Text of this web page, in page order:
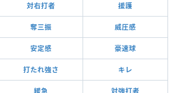
対右打者 援護
奪三振 威圧感
安定感 豪速球
打たれ強さ キレ
緩急 対強打者